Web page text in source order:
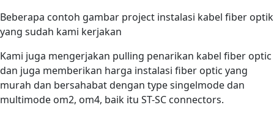
Beberapa contoh gambar project instalasi kabel fiber optik
yang sudah kami kerjakan
Kami juga mengerjakan pulling penarikan kabel fiber optic
dan juga memberikan harga instalasi fiber optic yang
murah dan bersahabat dengan type singelmode dan
multimode om2, om4, baik itu ST-SC connectors.